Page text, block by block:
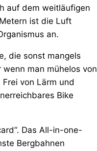
auf dem weitläufigen
ist die Luft
an.
die sonst mangels
man mühelos von
von Lärm und
Bike
Das All-in-one-
Bergbahnen